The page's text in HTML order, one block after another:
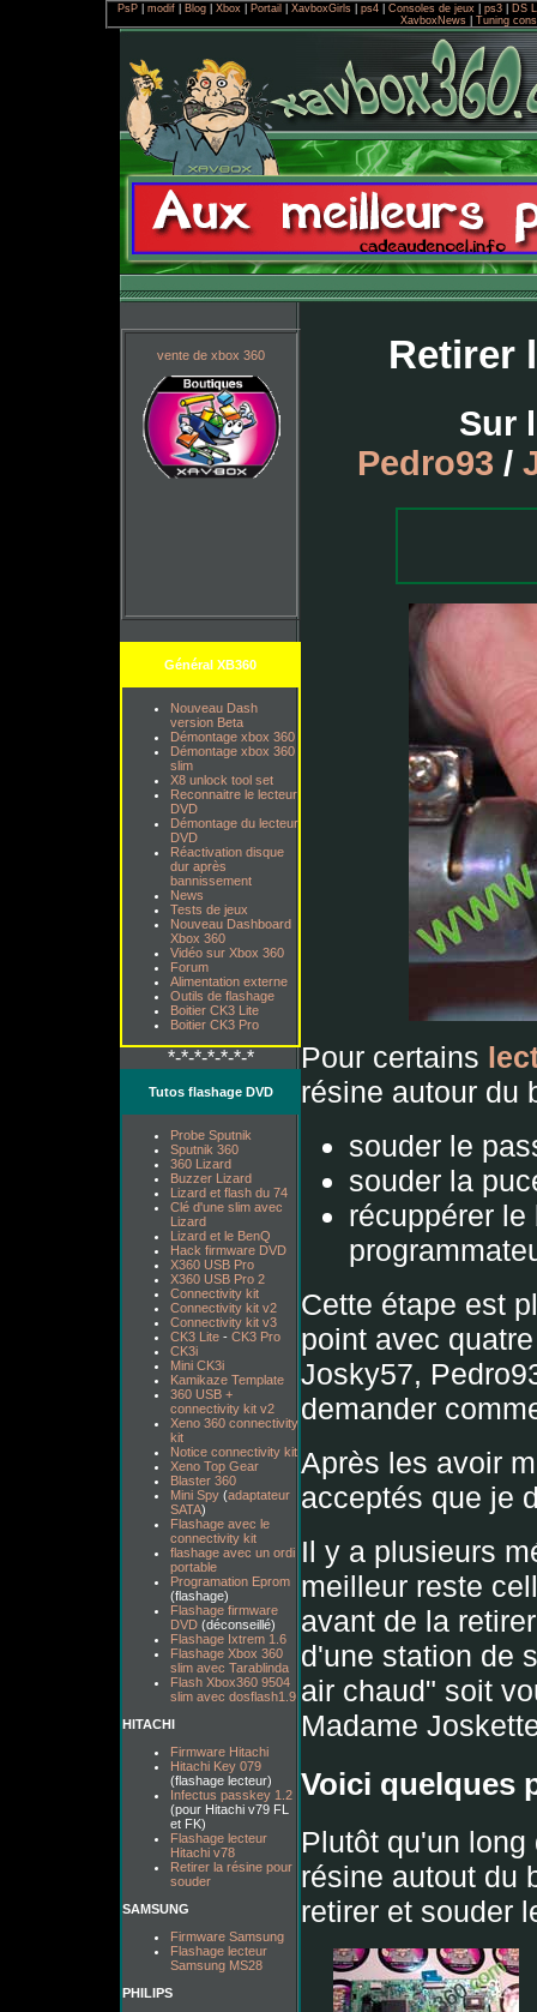
PsP| modif| Blog| Xbox| Portail XavboxGirls| ps4| Consoles de jeux| ps3|
DS
XavboxNews
Tuning
vente de xbox 360
Général XB360
Nouveau Dash
version Beta
Démontage xbox 360
Démontage xbox 360
slim
X8 unlock tool set
Reconnaitre le lecteur
DVD
Démontage du lecteur
DVD
Réactivation disque
dur après
bannissement
News
Tests de jeux
Nouveau Dashboard
Xbox 360
Vidéo sur Xbox 360
Forum
Alimentation externe
Outils de flashage
Boitier CK3 Lite
Boitier CK3 Pro
*-*-*-*-*-*-*
Tutos flashage DVD
Probe Sputnik
Sputnik 360
360 Lizard
Buzzer Lizard
Lizard et flash du 74
Clé d'une slim avec
Lizard
Lizard et le BenQ
Hack firmware DVD
X360 USB Pro
X360 USB Pro 2
Connectivity kit
Connectivity kit v2
Connectivity kit v3
CK3 Lite - CK3 Pro
CK3i
Mini CK3i
Kamikaze Template
360 USB +
connectivity kit v2
Xeno 360 connectivity
kit
Notice connectivity kit
Xeno Top Gear
Blaster 360
Mini Spy (adaptateur
SATA)
Flashage avec le
connectivity kit
flashage avec un ordi
portable
Programation Eprom
(flashage)
Flashage firmware
DVD (déconseillé)
Flashage Ixtrem 1.6
Flashage Xbox 360
slim avec Tarablinda
Flash Xbox360 9504
slim avec dosflash1.9
HITACHI
Firmware Hitachi
Hitachi Key 079
(flashage lecteur)
Infectus passkey 1.2
(pour Hitachi v79 FL
et FK)
Flashage lecteur
Hitachi v78
Retirer la résine pour
souder
SAMSUNG
Firmware Samsung
Flashage lecteur
Samsung MS28
PHILIPS
Retirer
Sur
Pedro93 /
Pour certains
résine autour du
souder le
souder la
récuppérer
Cette étape est
point avec
Josky57,
demander
Après les avoir
acceptés que je
Il y a plusieurs
meilleur reste
avant de la
d'une station de
air chaud" soit
Madame
Voici quelques
Plutôt qu'un
résine autout du
retirer et souder